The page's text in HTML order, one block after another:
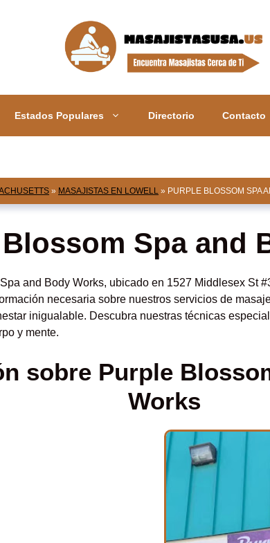
Estados Populares Directorio Contacto
» MASAJISTAS EN LOWELL » PURPLE BLOSSOM SPA
Spa and
and Body Works, ubicado en 1527 Middlesex St
necesaria sobre nuestros servicios de
inigualable. Descubra nuestras técnicas
y mente.
sobre Purple
Works